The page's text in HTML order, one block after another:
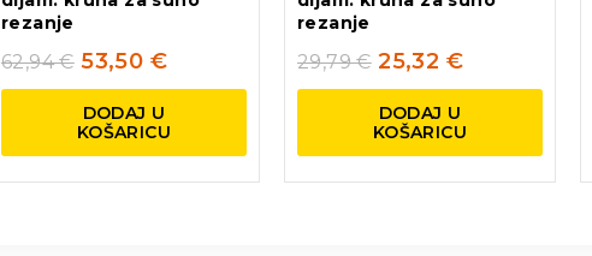
rezanje
62,94€ 53,50 €
DODAJ U
KOŠARICU
rezanje
29,79€ 25,32 €
DODAJ U
KOŠARICU